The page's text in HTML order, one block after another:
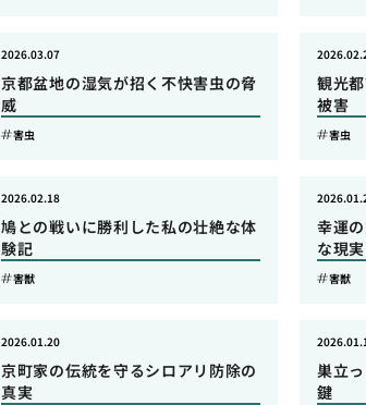
京都盆地の湿気が招く不快害虫の脅
威
2026.03.07
害虫
観光
被害
害虫
鳩との戦いに勝利した私の壮絶な体
験記
2026.02.18
害獣
幸運
な現実
害獣
京町家の伝統を守るシロアリ防除の
真実
2026.01.20
巣立
鍵